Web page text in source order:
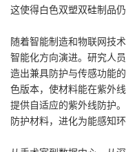
这使得白色双塑双硅制品
随着智能制造和物联网技
智能化方向演进。研究人
造出兼具防护与传感功能
色版本，使材料能在紫外
提供自适应的紫外线防护
防护材料，进化为能感知